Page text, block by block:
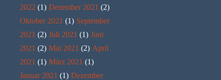
2022 (1) Dezember 2021 (2)
Oktober 2021 (1) September
2021 (2) Juli 2021 (1) Juni
2021 (2) Mai 2021 (2) April
2021 (1) März 2021 (1)
Januar 2021 (1) Dezember